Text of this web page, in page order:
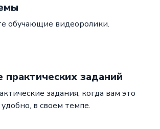
обучающие видеоролики.
заданий
задания, когда вам это
в своем темпе.